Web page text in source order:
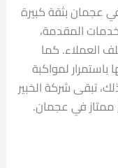
عجمان بثقة كبيرة
المقدمة،
العملاء. كما
باستمرار لمواكبة
تبقى شركة الخبير
ممتاز في عجمان.